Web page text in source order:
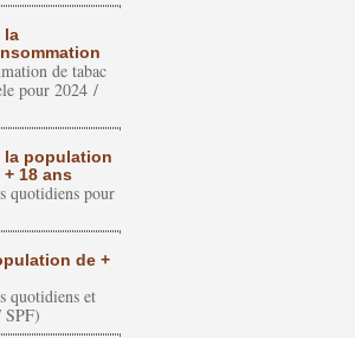
la
de tabac
pour 2024 /
la population
+ 18 ans
quotidiens pour
de +
quotidiens et
SPF)